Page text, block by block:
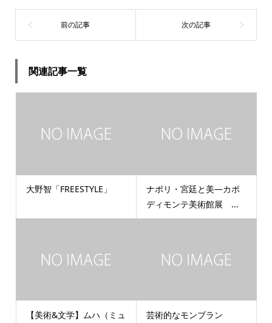
関連記事一覧
大野智「FREESTYLE」
ナポリ・宮廷と美―カポ
ディモンテ美術館展 ...
【美術&文学】ムハ（ミュ
芸術的なモンブラン